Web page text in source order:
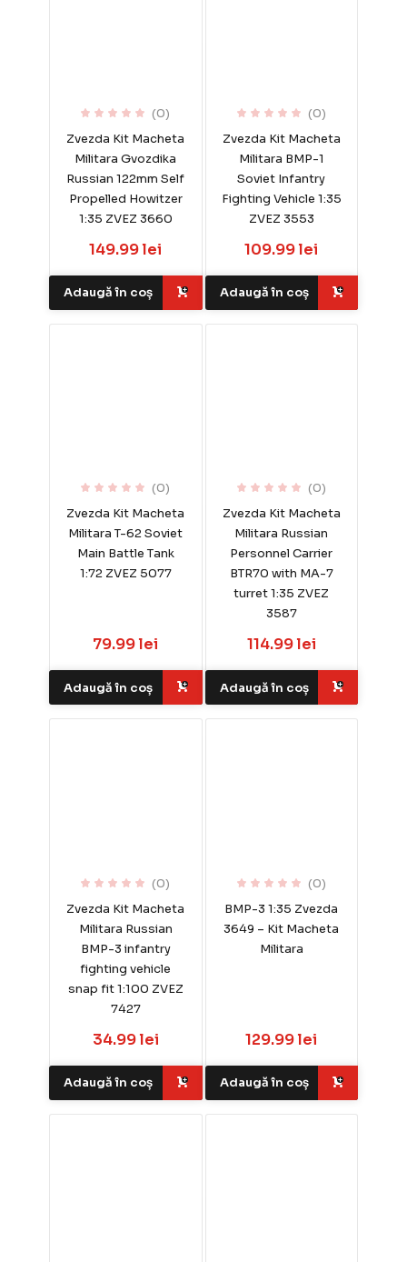
(0)
Zvezda Kit Macheta
Militara Gvozdika
Russian 122mm Self
Propelled Howitzer
1:35 ZVEZ 3660
149.99 lei
Adaugă în coș
(0)
Zvezda Kit Macheta
Militara BMP-1
Soviet Infantry
Fighting Vehicle 1:35
ZVEZ 3553
109.99 lei
Adaugă în coș
(0)
Zvezda Kit Macheta
Militara T-62 Soviet
Main Battle Tank
1:72 ZVEZ 5077
79.99 lei
Adaugă în coș
(0)
Zvezda Kit Macheta
Militara Russian
Personnel Carrier
BTR70 with MA-7
turret 1:35 ZVEZ
3587
114.99 lei
Adaugă în coș
(0)
Zvezda Kit Macheta
Militara Russian
BMP-3 infantry
fighting vehicle
snap fit 1:100 ZVEZ
7427
34.99 lei
Adaugă în coș
(0)
BMP-3 1:35 Zvezda
3649 – Kit Macheta
Militara
129.99 lei
Adaugă în coș